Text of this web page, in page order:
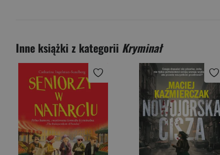
Inne książki z kategorii Kryminał